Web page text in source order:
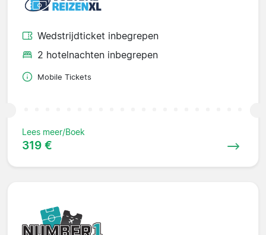
Wedstrijdticket inbegrepen
2 hotelnachten inbegrepen
Mobile Tickets
Lees meer/Boek
319 €